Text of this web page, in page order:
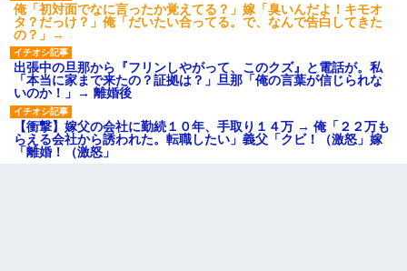
俺「初対面でなに言ったか覚えてる？」嫁「臭いんだよ！キモオ
タ？だっけ？」俺「だいたい合ってる。で、なんで告白してきた
の？」→
出張中の旦那から『フリンしやがって、このクズ』と電話が。私
「本当に家まで来たの？証拠は？」旦那「俺の言葉が信じられな
いのか！」→ 離婚後
【衝撃】嫁父の会社に勤続１０年、手取り１４万 → 俺「２２万も
らえる会社から誘われた。転職したい」義父「クビ！（激怒」嫁
「離婚！（激怒」